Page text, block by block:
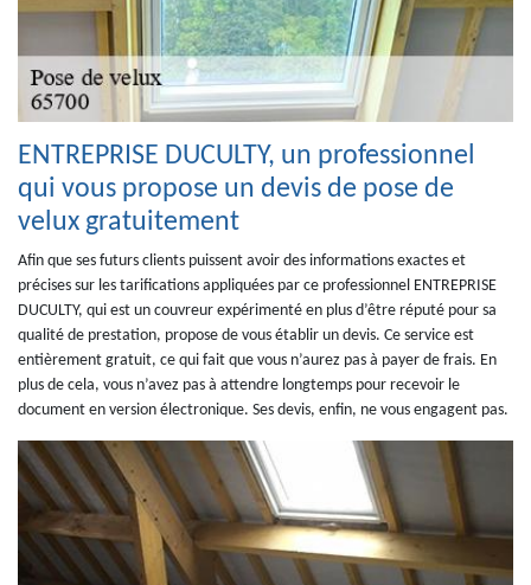
ENTREPRISE DUCULTY, un professionnel
qui vous propose un devis de pose de
velux gratuitement
Afin que ses futurs clients puissent avoir des informations exactes et
précises sur les tarifications appliquées par ce professionnel ENTREPRISE
DUCULTY, qui est un couvreur expérimenté en plus d’être réputé pour sa
qualité de prestation, propose de vous établir un devis. Ce service est
entièrement gratuit, ce qui fait que vous n’aurez pas à payer de frais. En
plus de cela, vous n’avez pas à attendre longtemps pour recevoir le
document en version électronique. Ses devis, enfin, ne vous engagent pas.